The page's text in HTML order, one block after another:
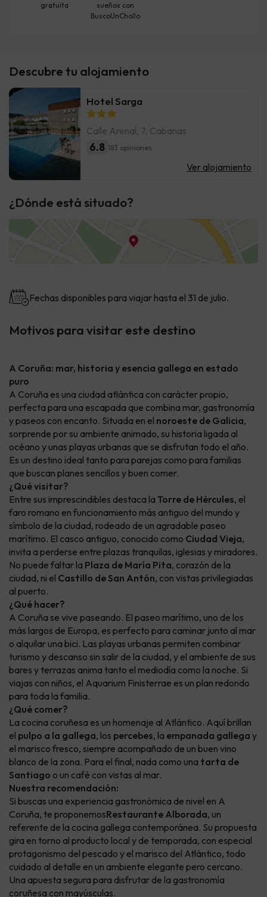
Descubre tu alojamiento
Hotel Sarga
Calle Arenal, 7, Cabanas
6.8 183 opiniones
Ver alojamiento
¿Dónde está situado?
Fechas disponibles para viajar hasta el 31 de julio.
Motivos para visitar este destino
A Coruña: mar, historia y esencia gallega en estado
puro
A Coruña es una ciudad atlántica con carácter propio,
perfecta para una escapada que combina mar, gastronomía
y paseos con encanto. Situada en el noroeste de Galicia,
sorprende por su ambiente animado, su historia ligada al
océano y unas playas urbanas que se disfrutan todo el año.
Es un destino ideal tanto para parejas como para familias
que buscan planes sencillos y buen comer.
¿Qué visitar?
Entre sus imprescindibles destaca la Torre de Hércules, el
faro romano en funcionamiento más antiguo del mundo y
símbolo de la ciudad, rodeado de un agradable paseo
marítimo. El casco antiguo, conocido como Ciudad Vieja,
invita a perderse entre plazas tranquilas, iglesias y miradores.
No puede faltar la Plaza de María Pita, corazón de la
ciudad, ni el Castillo de San Antón, con vistas privilegiadas
al puerto.
¿Qué hacer?
A Coruña se vive paseando. El paseo marítimo, uno de los
más largos de Europa, es perfecto para caminar junto al mar
o alquilar una bici. Las playas urbanas permiten combinar
turismo y descanso sin salir de la ciudad, y el ambiente de sus
bares y terrazas anima tanto el mediodía como la noche. Si
viajas con niños, el Aquarium Finisterrae es un plan redondo
para toda la familia.
¿Qué comer?
La cocina coruñesa es un homenaje al Atlántico. Aquí brillan
el pulpo a la gallega, los percebes, la empanada gallega y
el marisco fresco, siempre acompañado de un buen vino
blanco de la zona. Para el final, nada como una tarta de
Santiago o un café con vistas al mar.
Nuestra recomendación:
Si buscas una experiencia gastronómica de nivel en A
Coruña, te proponemosRestaurante Alborada, un
referente de la cocina gallega contemporánea. Su propuesta
gira en torno al producto local y de temporada, con especial
protagonismo del pescado y el marisco del Atlántico, todo
cuidado al detalle en un ambiente elegante pero cercano.
Una apuesta segura para disfrutar de la gastronomía
coruñesa con mayúsculas.
gratuita
sueños con
BuscoUnChollo